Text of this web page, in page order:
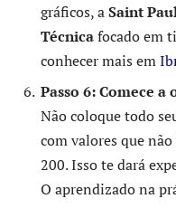
gráficos, aSaint
Técnicafocado em
conhecer mais em
Passo 6: Comece
Não coloque todo
com valores que
200. Isso te dará
O aprendizado na